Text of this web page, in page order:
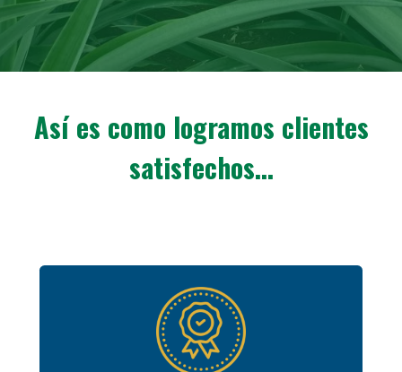
Así es como logramos clientes
satisfechos...